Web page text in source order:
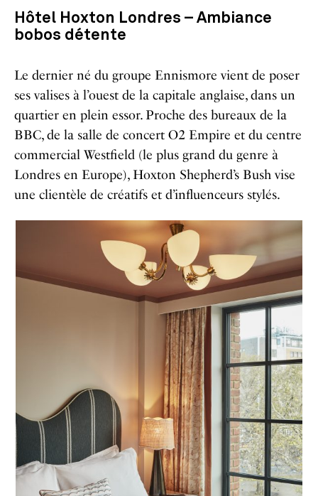
Hôtel Hoxton Londres – Ambiance
bobos détente
Le dernier né du groupe Ennismore vient de poser
ses valises à l’ouest de la capitale anglaise, dans un
quartier en plein essor. Proche des bureaux de la
BBC, de la salle de concert O2 Empire et du centre
commercial Westfield (le plus grand du genre à
Londres en Europe), Hoxton Shepherd’s Bush vise
une clientèle de créatifs et d’influenceurs stylés.